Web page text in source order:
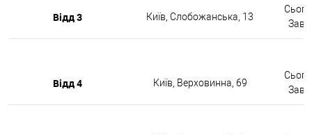
Відд 3 Київ, Слобожанська, 13
Відд 4 Київ, Верховинна, 69